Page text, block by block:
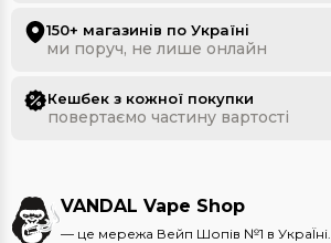
150+ магазинів по Україні
ми поруч, не лише онлайн
Кешбек з кожної покупки
повертаємо частину вартості
VANDAL Vape Shop
— це мережа Вейп Шопів №1 в УкраЇні.